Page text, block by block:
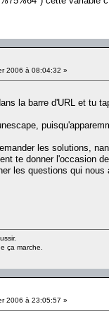
2006 à 08:04:32 »
la barre d'URL et tu
les solutions,
te donner l'occasion
les questions qui
ça marche.
2006 à 23:05:57 »